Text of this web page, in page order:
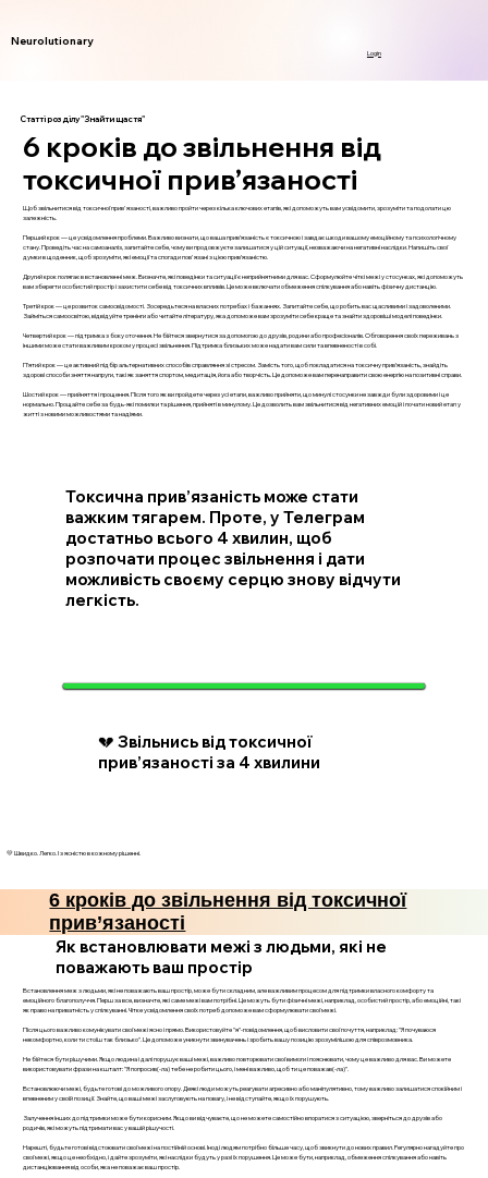
Neurolutionary
Login
Статті розділу "Знайти щастя"
6 кроків до звільнення від
токсичної прив’язаності
Щоб звільнитися від токсичної прив'язаності, важливо пройти через кілька ключових етапів, які допоможуть вам усвідомити, зрозуміти та подолати цю
залежність.
Перший крок — це усвідомлення проблеми. Важливо визнати, що ваша прив’язаність є токсичною і завдає шкоди вашому емоційному та психологічному
стану. Проведіть час на самоаналіз, запитайте себе, чому ви продовжуєте залишатися у цій ситуації, незважаючи на негативні наслідки. Напишіть свої
думки в щоденник, щоб зрозуміти, які емоції та спогади пов'язані з цією прив’язаністю.
Другий крок полягає в встановленні меж. Визначте, які поведінки та ситуації є неприйнятними для вас. Сформулюйте чіткі межі у стосунках, які допоможуть
вам зберегти особистий простір і захистити себе від токсичних впливів. Це може включати обмеження спілкування або навіть фізичну дистанцію.
Третій крок — це розвиток самосвідомості. Зосередьтеся на власних потребах і бажаннях. Запитайте себе, що робить вас щасливими і задоволеними.
Займіться самоосвітою, відвідуйте тренінги або читайте літературу, яка допоможе вам зрозуміти себе краще та знайти здоровіші моделі поведінки.
Четвертий крок — підтримка з боку оточення. Не бійтеся звернутися за допомогою до друзів, родини або професіоналів. Обговорення своїх переживань з
іншими може стати важливим кроком у процесі звільнення. Підтримка близьких може надати вам сили та впевненості в собі.
П’ятий крок — це активний підбір альтернативних способів справляння зі стресом. Замість того, щоб покладатися на токсичну прив’язаність, знайдіть
здорові способи зняття напруги, такі як заняття спортом, медитація, йога або творчість. Це допоможе вам перенаправити свою енергію на позитивні справи.
Шостий крок — прийняття і прощення. Після того як ви пройдете через усі етапи, важливо прийняти, що минулі стосунки не завжди були здоровими і це
нормально. Прощайте себе за будь-які помилки та рішення, прийняті в минулому. Це дозволить вам звільнитися від негативних емоцій і почати новий етап у
житті з новими можливостями та надіями.
Токсична прив’язаність може стати
важким тягарем. Проте, у Телеграм
достатньо всього 4 хвилин, щоб
розпочати процес звільнення і дати
можливість своєму серцю знову відчути
легкість.
💔 Звільнись від токсичної
прив’язаності за 4 хвилини
💛 Швидко. Легко. І з ясністю в кожному рішенні.
6 кроків до звільнення від токсичної
прив’язаності
Як встановлювати межі з людьми, які не
поважають ваш простір
Встановлення меж з людьми, які не поважають ваш простір, може бути складним, але важливим процесом для підтримки власного комфорту та
емоційного благополуччя. Перш за все, визначте, які саме межі вам потрібні. Це можуть бути фізичні межі, наприклад, особистий простір, або емоційні, такі
як право на приватність у спілкуванні. Чітке усвідомлення своїх потреб допоможе вам сформулювати свої межі.
Після цього важливо комунікувати свої межі ясно і прямо. Використовуйте "я"-повідомлення, щоб висловити свої почуття, наприклад: "Я почуваюся
некомфортно, коли ти стоїш так близько". Це допоможе уникнути звинувачень і зробить вашу позицію зрозумілішою для співрозмовника.
Не бійтеся бути рішучими. Якщо людина і далі порушує ваші межі, важливо повторювати свої вимоги і пояснювати, чому це важливо для вас. Ви можете
використовувати фрази на кшталт: "Я попросив(-ла) тебе не робити цього, і мені важливо, щоб ти це поважав(-ла)".
Встановлюючи межі, будьте готові до можливого опору. Деякі люди можуть реагувати агресивно або маніпулятивно, тому важливо залишатися спокійним і
впевненим у своїй позиції. Знайте, що ваші межі заслуговують на повагу, і не відступайте, якщо їх порушують.
Залучення інших до підтримки може бути корисним. Якщо ви відчуваєте, що не можете самостійно впоратися з ситуацією, зверніться до друзів або
родичів, які можуть підтримати вас у вашій рішучості.
Нарешті, будьте готові відстоювати свої межі на постійній основі. Іноді людям потрібно більше часу, щоб звикнути до нових правил. Регулярно нагадуйте про
свої межі, якщо це необхідно, і дайте зрозуміти, які наслідки будуть у разі їх порушення. Це може бути, наприклад, обмеження спілкування або навіть
дистанціювання від особи, яка не поважає ваш простір.